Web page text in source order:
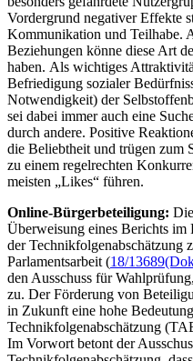
Vordergrund negativer Effekte
Kommunikation und Teilhabe.
Beziehungen könne diese Art
haben. Als wichtiges
Befriedigung sozialer
Notwendigkeit) der
sei dabei immer auch eine
durch andere. Positive
die Beliebtheit und trügen zum
zu einem regelrechten
meisten „Likes“ führen.
Online-Bürgerbeteiligung:
Überweisung eines Berichts im
der Technikfolgenabschätzung
Parlamentsarbeit (18/13689
den Ausschuss für
zu. Der Förderung von
in Zukunft eine hohe
Technikfolgenabschätzung
Im Vorwort betont der